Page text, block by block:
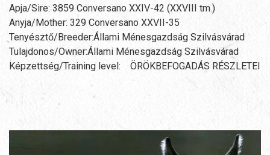
Apja/Sire: 3859 Conversano XXIV-42 (XXVIII tm.)
Anyja/Mother: 329 Conversano XXVII-35
Tenyésztő/Breeder:Állami Ménesgazdság Szilvásvárad
Tulajdonos/Owner:Állami Ménesgazdság Szilvásvárad
Képzettség/Training level: ÖRÖKBEFOGADÁS RÉSZLETEI